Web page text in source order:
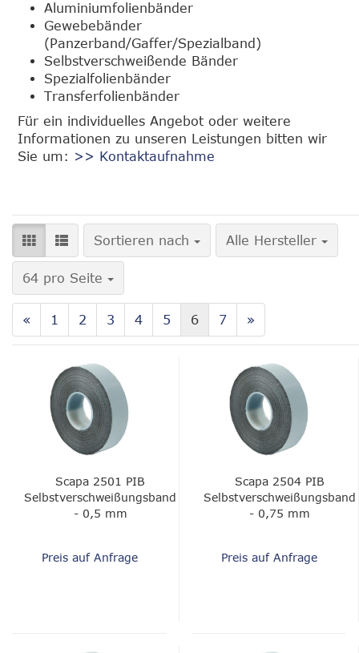
Aluminiumfolienbänder
Gewebebänder
(Panzerband/Gaffer/Spezialband)
Selbstverschweißende Bänder
Spezialfolienbänder
Transferfolienbänder
Für ein individuelles Angebot oder weitere
Informationen zu unseren Leistungen bitten wir
Sie um: >> Kontaktaufnahme
Sortieren nach
Sortieren nach Alle Hersteller
64 pro Seite
pro Seite
« 1 2 3 4 5 6 7 »
Scapa 2501 PIB
Selbstverschweißungsband
- 0,5 mm
Preis auf Anfrage
Scapa 2504 PIB
Selbstverschweißungsband
- 0,75 mm
Preis auf Anfrage